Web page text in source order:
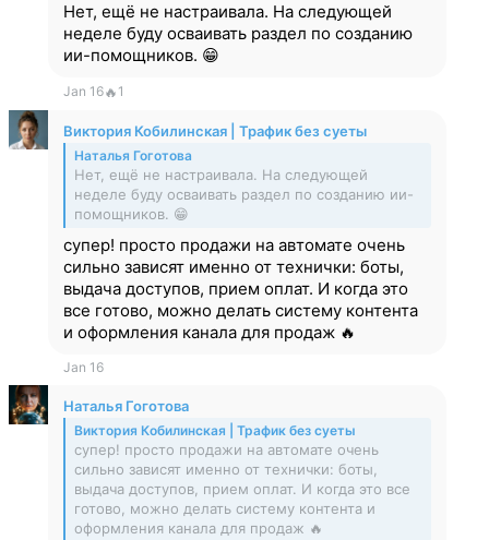
Нет, ещё не настраивала. На следующей
неделе буду осваивать раздел по созданию
ии-помощников. 😁
Jan 16🔥 1
Виктория Кобилинская | Трафик без суеты
Наталья Гоготова
Нет, ещё не настраивала. На следующей
неделе буду осваивать раздел по созданию ии-
помощников. 😁
супер! просто продажи на автомате очень
сильно зависят именно от технички: боты,
выдача доступов, прием оплат. И когда это
все готово, можно делать систему контента
и оформления канала для продаж 🔥
Jan 16
Наталья Гоготова
Виктория Кобилинская | Трафик без суеты
супер! просто продажи на автомате очень
сильно зависят именно от технички: боты,
выдача доступов, прием оплат. И когда это все
готово, можно делать систему контента и
оформления канала для продаж 🔥